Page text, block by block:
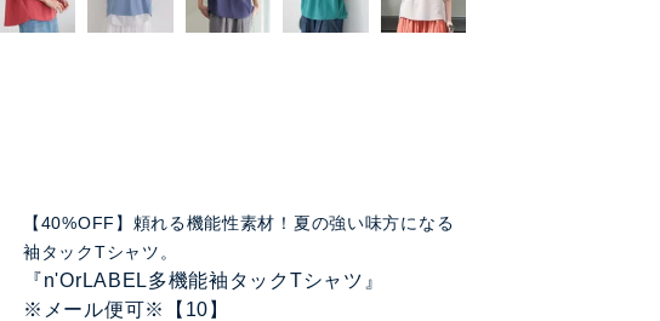
【40%OFF】頼れる機能性素材！夏の強い味方になる
袖タックTシャツ。
『n'OrLABEL多機能袖タックTシャツ』
※メール便可※【10】